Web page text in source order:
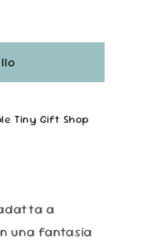
Tiny Gift Shop
a
una fantasia